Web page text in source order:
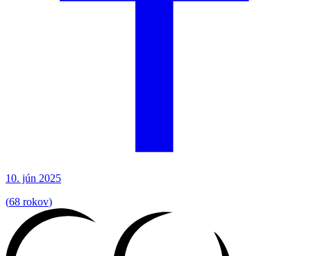
10. jún 2025
(68 rokov)